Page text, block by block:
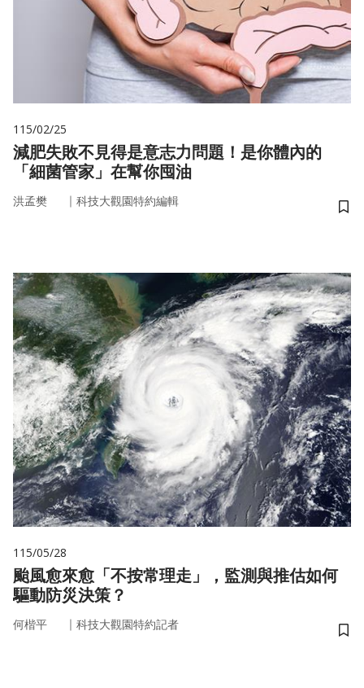
115/02/25
減肥失敗不見得是意志力問題！是你體內的
「細菌管家」在幫你囤油
洪孟樊 ｜ 科技大觀園特約編輯
儲
115/05/28
颱風愈來愈「不按常理走」，監測與推估如何
驅動防災決策？
何楷平 ｜ 科技大觀園特約記者
儲